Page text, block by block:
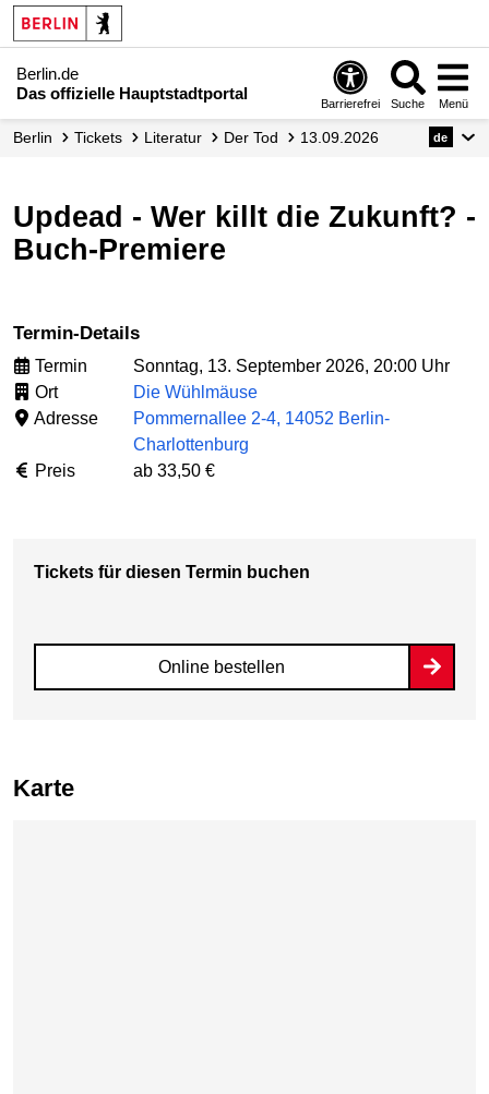
Berlin.de
Das offizielle Hauptstadtportal
Barrierefrei Suche Menü
Berlin Tickets Literatur Der Tod 13.09.2026 de
Updead - Wer killt die Zukunft? -
Buch-Premiere
Termin-Details
Termin
Sonntag, 13. September 2026, 20:00 Uhr
Ort
Die Wühlmäuse
Adresse
Pommernallee 2-4, 14052 Berlin-
Charlottenburg
Preis
ab 33,50 €
Tickets für diesen Termin buchen
Online bestellen
Karte